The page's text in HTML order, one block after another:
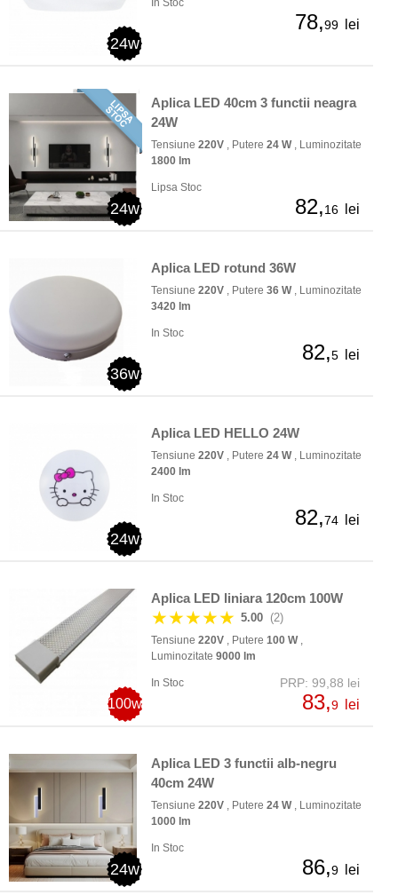
24w
In Stoc
78,99 lei
24w
Aplica LED 40cm 3 functii neagra
24W
Tensiune 220V , Putere 24 W, Luminozitate
1800 lm
Lipsa Stoc
82,16 lei
36w
Aplica LED rotund 36W
Tensiune 220V , Putere 36 W, Luminozitate
3420 lm
In Stoc
82,5 lei
24w
Aplica LED HELLO 24W
Tensiune 220V , Putere 24 W, Luminozitate
2400 lm
In Stoc
82,74 lei
100w
Aplica LED liniara 120cm 100W
★★★★★ 5.00 (2)
Tensiune 220V , Putere 100 W,
Luminozitate 9000 lm
In Stoc PRP: 99,88 lei
83,9 lei
24w
Aplica LED 3 functii alb-negru
40cm 24W
Tensiune 220V , Putere 24 W, Luminozitate
1000 lm
In Stoc
86,9 lei